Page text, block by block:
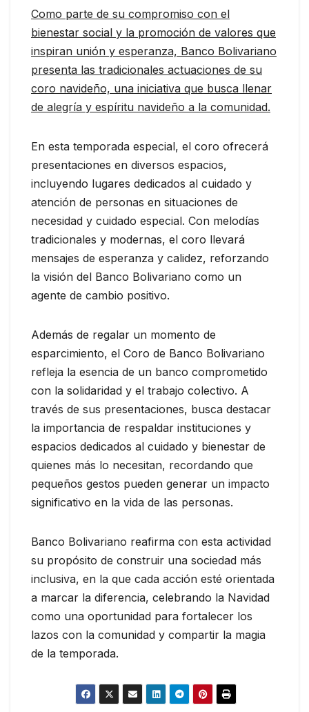
Como parte de su compromiso con el
bienestar social y la promoción de valores que
inspiran unión y esperanza, Banco Bolivariano
presenta las tradicionales actuaciones de su
coro navideño, una iniciativa que busca llenar
de alegría y espíritu navideño a la comunidad.
En esta temporada especial, el coro ofrecerá
presentaciones en diversos espacios,
incluyendo lugares dedicados al cuidado y
atención de personas en situaciones de
necesidad y cuidado especial. Con melodías
tradicionales y modernas, el coro llevará
mensajes de esperanza y calidez, reforzando
la visión del Banco Bolivariano como un
agente de cambio positivo.
Además de regalar un momento de
esparcimiento, el Coro de Banco Bolivariano
refleja la esencia de un banco comprometido
con la solidaridad y el trabajo colectivo. A
través de sus presentaciones, busca destacar
la importancia de respaldar instituciones y
espacios dedicados al cuidado y bienestar de
quienes más lo necesitan, recordando que
pequeños gestos pueden generar un impacto
significativo en la vida de las personas.
Banco Bolivariano reafirma con esta actividad
su propósito de construir una sociedad más
inclusiva, en la que cada acción esté orientada
a marcar la diferencia, celebrando la Navidad
como una oportunidad para fortalecer los
lazos con la comunidad y compartir la magia
de la temporada.